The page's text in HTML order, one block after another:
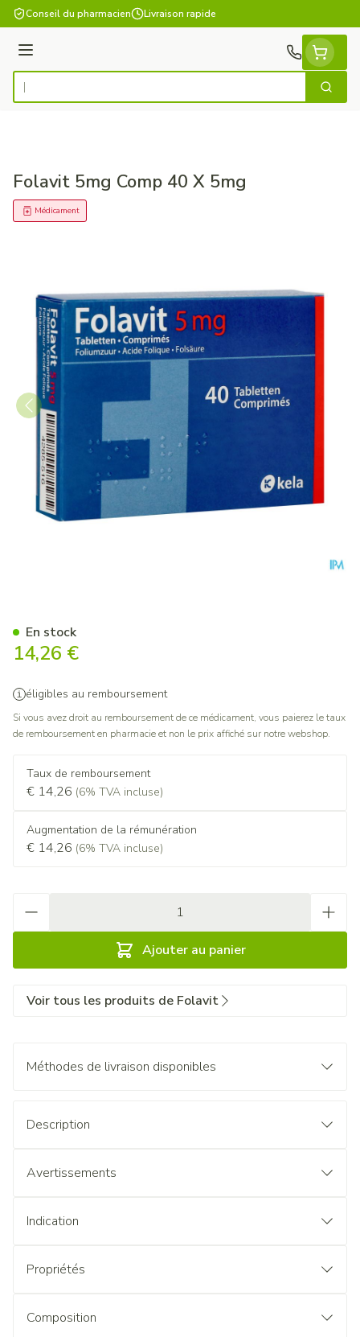
Aller au contenu
Conseil du pharmacien Livraison rapide
Menu
Rechercher
Folavit 5mg Comp 40 X 5mg
Médicament
14,26 €
éligibles au remboursement
Si vous avez droit au remboursement de ce médicament, vous paierez le taux
de remboursement en pharmacie et non le prix affiché sur notre webshop.
Taux de remboursement
€ 14,26 (6% TVA incluse)
Augmentation de la rémunération
€ 14,26 (6% TVA incluse)
Ajouter au panier
En stock
Voir tous les produits de Folavit
Méthodes de livraison disponibles
Description
Avertissements
Indication
Propriétés
Composition